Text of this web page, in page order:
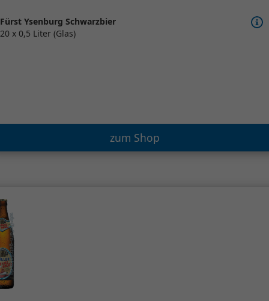
Fürst Ysenburg Schwarzbier
20 x 0,5 Liter (Glas)
zum Shop